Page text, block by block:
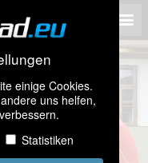
einige Cookies.
uns helfen,
Statistiken